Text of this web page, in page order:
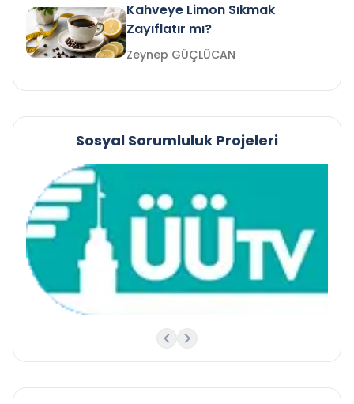
Kahveye Limon Sıkmak
Zayıflatır mı?
Zeynep GÜÇLÜCAN
Sosyal Sorumluluk Projeleri